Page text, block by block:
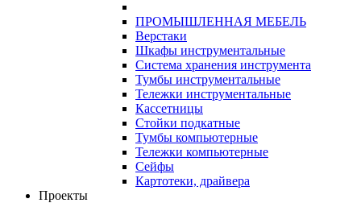
ПРОМЫШЛЕННАЯ МЕБЕЛЬ
Верстаки
Шкафы инструментальные
Система хранения инструмента
Тумбы инструментальные
Тележки инструментальные
Кассетницы
Стойки подкатные
Тумбы компьютерные
Тележки компьютерные
Сейфы
Картотеки, драйвера
Проекты